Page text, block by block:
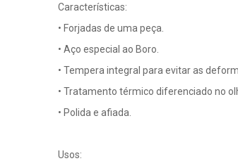
Características:
• Forjadas de uma peça.
• Aço especial ao Boro.
• Tempera integral para evitar as
• Tratamento térmico diferenciado no
• Polida e afiada.
Usos: